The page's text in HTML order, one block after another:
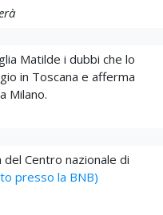
Matilde i dubbi che lo
in Toscana e afferma
Milano.
Centro nazionale di
presso la BNB)